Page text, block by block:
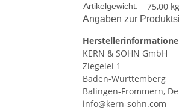
Artikelgewicht: 75,00 kg
Angaben zur
KERN & SOHN GmbH
Ziegelei 1
Baden-Württemberg
Balingen-Frommern,
info@kern-sohn.com